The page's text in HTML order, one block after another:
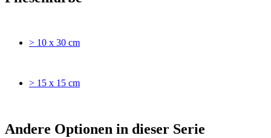
> 10 x 30 cm
> 15 x 15 cm
Andere Optionen in dieser Serie